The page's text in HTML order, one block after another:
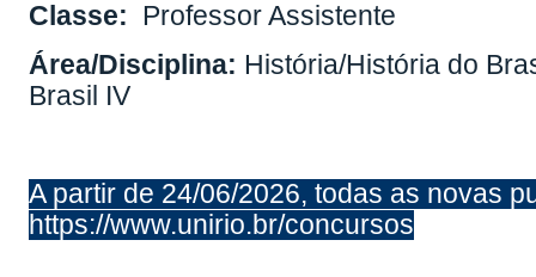
Classe: Professor Assistente
Área/Disciplina: História/História do
Brasil IV
A partir de 24/06/2026, todas as novas
https://www.unirio.br/concursos